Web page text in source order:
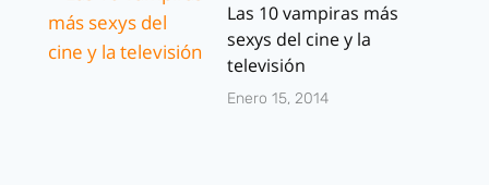
Las 10 vampiras más
sexys del cine y la
televisión
Enero 15, 2014